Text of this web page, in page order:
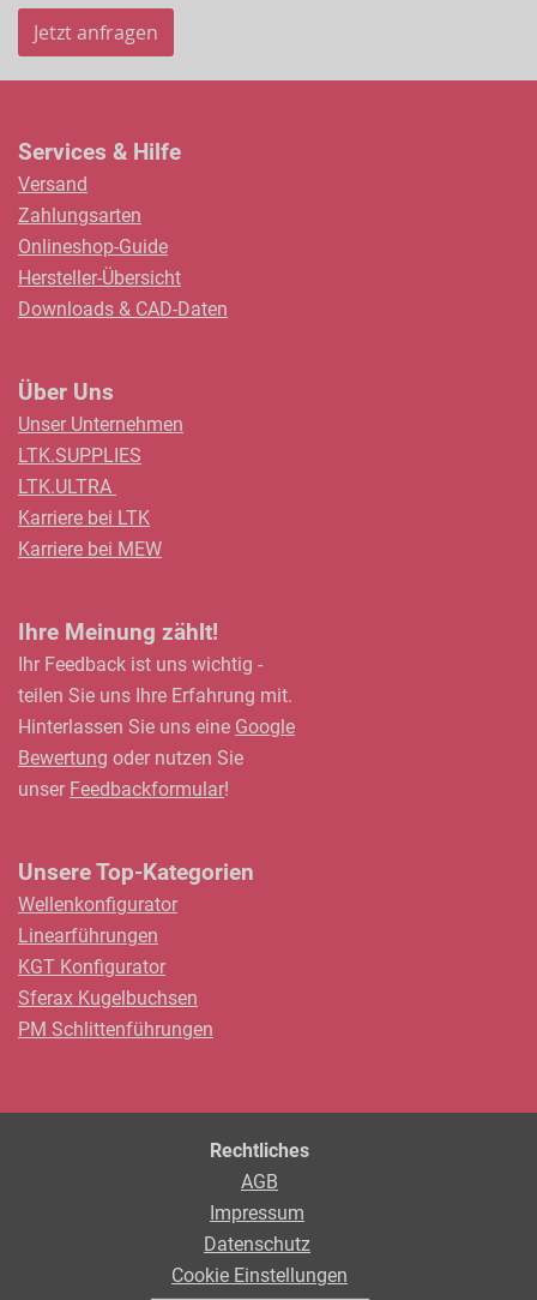
Jetzt anfragen
Services & Hilfe
Versand
Zahlungsarten
Onlineshop-Guide
Hersteller-Übersicht
Downloads & CAD-Daten
Über Uns
Unser Unternehmen
LTK.SUPPLIES
LTK.ULTRA
Karriere bei LTK
Karriere bei MEW
Ihre Meinung zählt!
Ihr Feedback ist uns wichtig -
teilen Sie uns Ihre Erfahrung mit.
Hinterlassen Sie uns eine Google
Bewertung oder nutzen Sie
unser Feedbackformular!
Unsere Top-Kategorien
Wellenkonfigurator
Linearführungen
KGT Konfigurator
Sferax Kugelbuchsen
PM Schlittenführungen
Rechtliches
AGB
Impressum
Datenschutz
Cookie Einstellungen